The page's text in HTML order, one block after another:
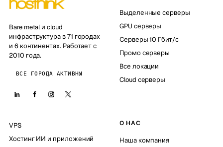
Bare metal и cloud
инфраструктура в 71 городах
и 6 континентах. Работает с
2010 года.
ВСЕ ГОРОДА АКТИВНЫ
Выделенные серверы
GPU серверы
Серверы 10 Гбит/с
Промо серверы
Все локации
Cloud серверы
VPS
Хостинг ИИ и приложений
О НАС
Наша компания